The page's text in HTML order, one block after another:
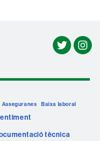
twitter
Asseguranes
Baixa laboral
tècnica